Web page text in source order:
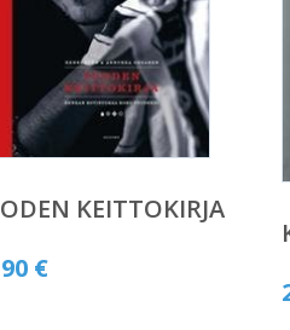
KEITTOKIRJA
€